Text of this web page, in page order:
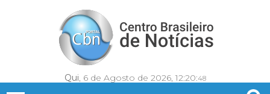
Qui, 6 de Agosto de 2026, 12:20:51